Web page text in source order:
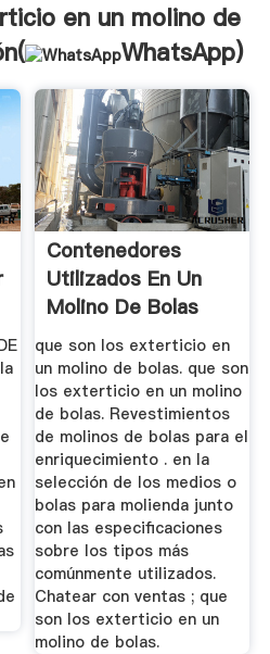
en un molino de
WhatsApp)
Contenedores
Utilizados En Un
Molino De Bolas
que son los exterticio en
un molino de bolas. que son
los exterticio en un molino
de bolas. Revestimientos
de molinos de bolas para el
enriquecimiento . en la
selección de los medios o
bolas para molienda junto
con las especificaciones
sobre los tipos más
comúnmente utilizados.
Chatear con ventas ; que
son los exterticio en un
molino de bolas.